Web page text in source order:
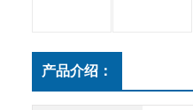
产品介绍：